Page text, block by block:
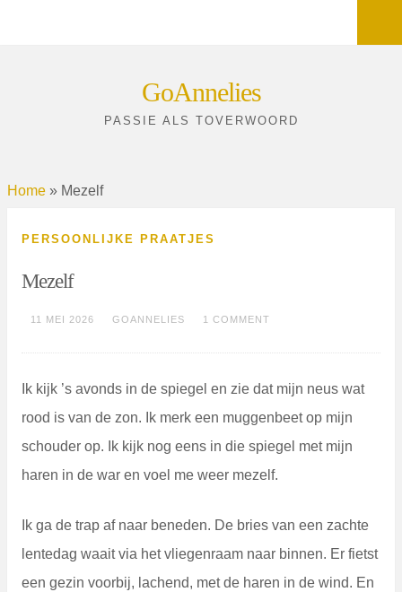
GoAnnelies
PASSIE ALS TOVERWOORD
Home » Mezelf
PERSOONLIJKE PRAATJES
Mezelf
11 MEI 2026 GOANNELIES 1 COMMENT
Ik kijk ’s avonds in de spiegel en zie dat mijn neus wat
rood is van de zon. Ik merk een muggenbeet op mijn
schouder op. Ik kijk nog eens in die spiegel met mijn
haren in de war en voel me weer mezelf.
Ik ga de trap af naar beneden. De bries van een zachte
lentedag waait via het vliegenraam naar binnen. Er fietst
een gezin voorbij, lachend, met de haren in de wind. En